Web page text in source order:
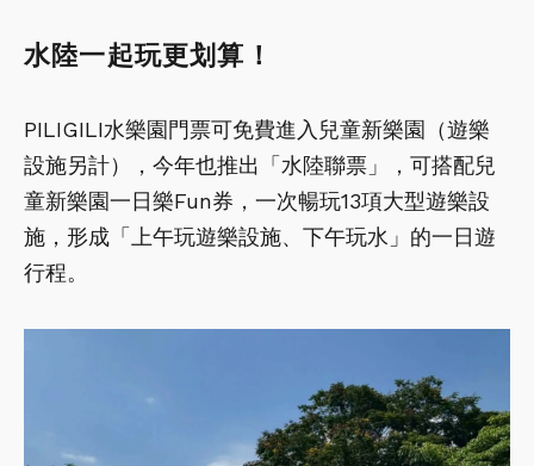
水陸一起玩更划算！
PILIGILI水樂園門票可免費進入兒童新樂園（遊樂
設施另計），今年也推出「水陸聯票」，可搭配兒
童新樂園一日樂Fun券，一次暢玩13項大型遊樂設
施，形成「上午玩遊樂設施、下午玩水」的一日遊
行程。